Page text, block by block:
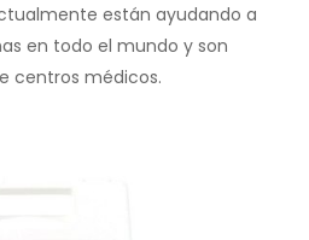
están ayudando a
en todo el mundo y son
centros médicos.